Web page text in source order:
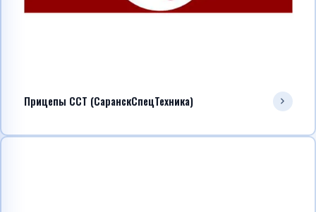
Прицепы ССТ (СаранскСпецТехника)